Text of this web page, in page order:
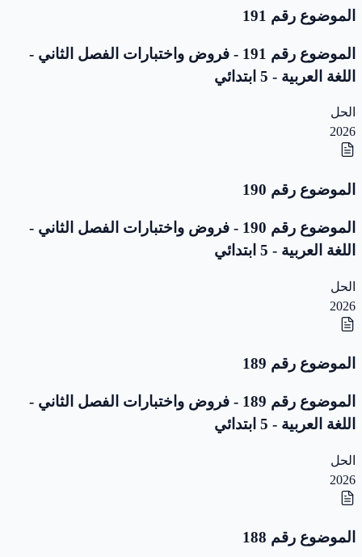
الموضوع رقم 191
الموضوع رقم 191 - فروض واختبارات الفصل الثاني -
اللغة العربية - 5 ابتدائي
الحل
2026
الموضوع رقم 190
الموضوع رقم 190 - فروض واختبارات الفصل الثاني -
اللغة العربية - 5 ابتدائي
الحل
2026
الموضوع رقم 189
الموضوع رقم 189 - فروض واختبارات الفصل الثاني -
اللغة العربية - 5 ابتدائي
الحل
2026
الموضوع رقم 188